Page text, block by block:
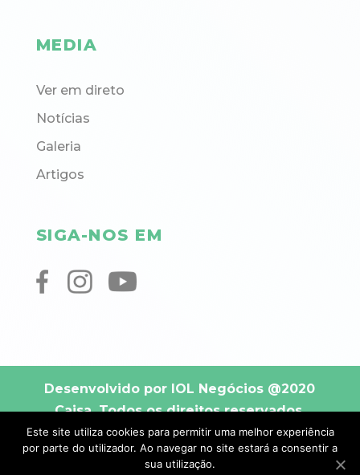
MEDIA
Ver em direto
Notícias
Galeria
Artigos
SIGA-NOS EM
Desenvolvido por IOL Negócios @2020
Caisa. Todos os direitos reservados.
Este site utiliza cookies para permitir uma melhor experiência
por parte do utilizador. Ao navegar no site estará a consentir a
sua utilização.